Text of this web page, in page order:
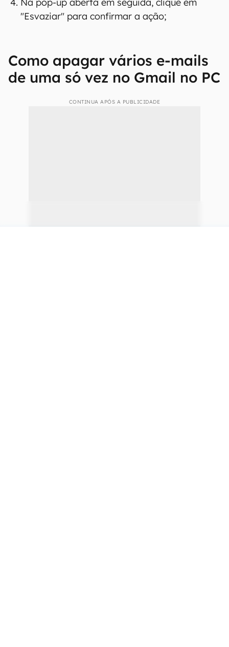
"Esvaziar" para confirmar a ação;
Como apagar vários e-mails
de uma só vez no Gmail no PC
CONTINUA APÓS A PUBLICIDADE